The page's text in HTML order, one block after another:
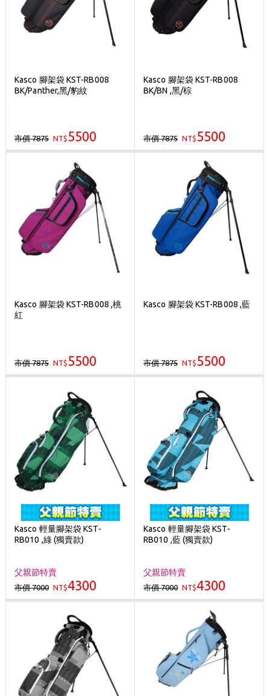
Kasco 腳架袋 KST-RB008
BK/Panther,黑/豹紋
市價 7875 NT$5500
Kasco 腳架袋 KST-RB008
BK/BN ,黑/棕
市價 7875 NT$5500
Kasco 腳架袋 KST-RB008 ,桃
紅
市價 7875 NT$5500
Kasco 腳架袋 KST-RB008 ,藍
市價 7875 NT$5500
Kasco 輕量腳架袋 KST-
RB010 ,綠 (獨賣款)
父親節特賣
市價 7000 NT$4300
Kasco 輕量腳架袋 KST-
RB010 ,藍 (獨賣款)
父親節特賣
市價 7000 NT$4300